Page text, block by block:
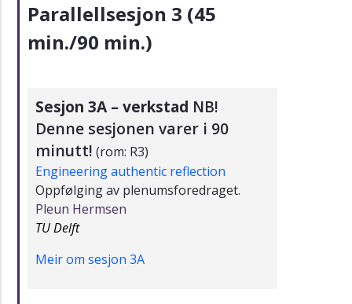
Parallellsesjon 3 (45
min./90 min.)
Sesjon 3A – verkstad NB!
Denne sesjonen varer i 90
minutt! (rom: R3)
Engineering authentic reflection
Oppfølging av plenumsforedraget.
Pleun Hermsen
TU Delft
Meir om sesjon 3A